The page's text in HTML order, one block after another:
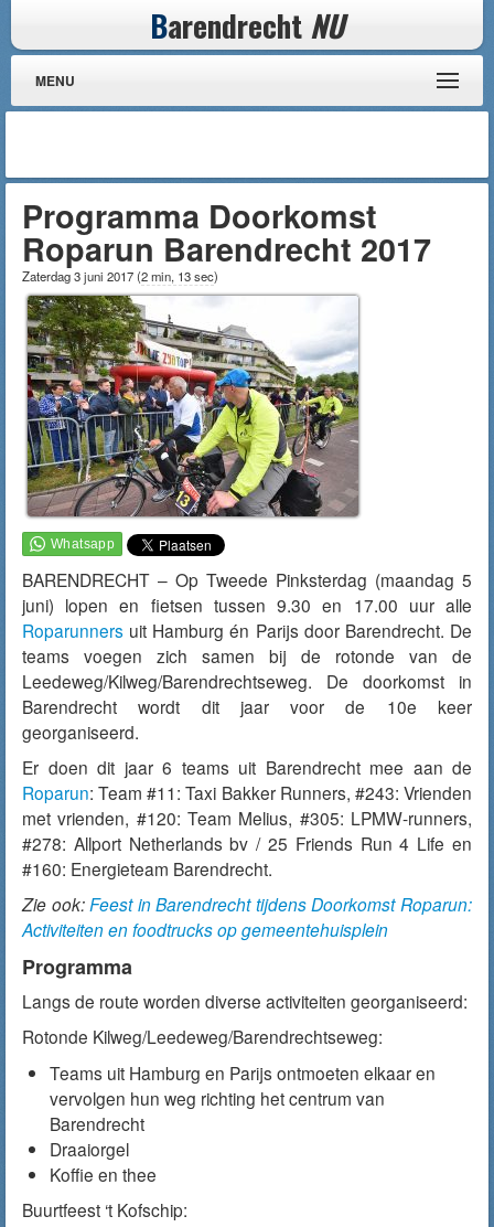
Barendrecht NU
MENU
Programma Doorkomst
Roparun Barendrecht 2017
Zaterdag 3 juni 2017(2 min, 13 sec)
BARENDRECHT – Op Tweede Pinksterdag (maandag 5
juni) lopen en fietsen tussen 9.30 en 17.00 uur alle
Roparunners uit Hamburg én Parijs door Barendrecht. De
teams voegen zich samen bij de rotonde van de
Leedeweg/Kilweg/Barendrechtseweg. De doorkomst in
Barendrecht wordt dit jaar voor de 10e keer
georganiseerd.
Er doen dit jaar 6 teams uit Barendrecht mee aan de
Roparun: Team #11: Taxi Bakker Runners, #243: Vrienden
met vrienden, #120: Team Melius, #305: LPMW-runners,
#278: Allport Netherlands bv / 25 Friends Run 4 Life en
#160: Energieteam Barendrecht.
Zie ook: Feest in Barendrecht tijdens Doorkomst Roparun:
Activiteiten en foodtrucks op gemeentehuisplein
Programma
Langs de route worden diverse activiteiten georganiseerd:
Rotonde Kilweg/Leedeweg/Barendrechtseweg:
Teams uit Hamburg en Parijs ontmoeten elkaar en
vervolgen hun weg richting het centrum van
Barendrecht
Draaiorgel
Koffie en thee
Buurtfeest ‘t Kofschip: